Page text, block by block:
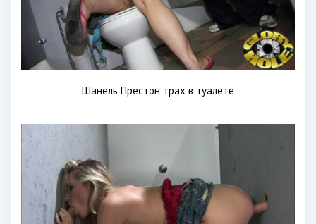
Шанель Престон трах в туалете